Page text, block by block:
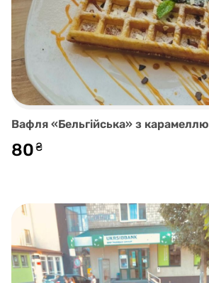
Вафля «Бельгійська» з карамеллю
80₴